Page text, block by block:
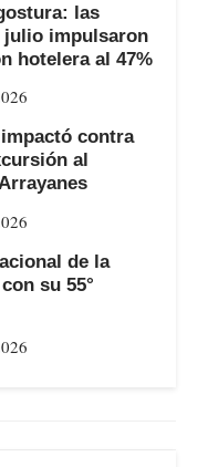
las
julio impulsaron
hotelera al 47%
contra
al
de la
su 55°